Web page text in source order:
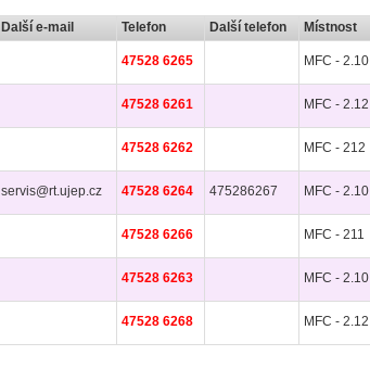
Další e-mail Telefon Další telefon Místnost
47528 6265 MFC - 2.10
47528 6261 MFC - 2.12
47528 6262 MFC - 212
servis@rt.ujep.cz 47528 6264 475286267 MFC - 2.10
47528 6266 MFC - 211
47528 6263 MFC - 2.10
47528 6268 MFC - 2.12